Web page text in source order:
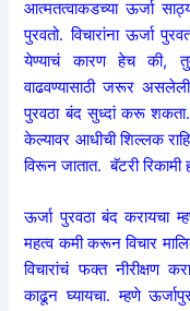
आत्मतत्वाकडच्या ऊर्जा
पुरवतो. विचारांना ऊर्जा
येण्याचं कारण हेच की,
वाढवण्यासाठी जरूर
पुरवठा बंद सुध्दां करू
केल्यावर आधीची शिल्लक
विरून जातात. बॅटरी
ऊर्जा पुरवठा बंद करायचा
महत्व कमी करून विचार
विचारांचं फक्त नीरीक्षण
काढून घ्यायचा. म्हणे